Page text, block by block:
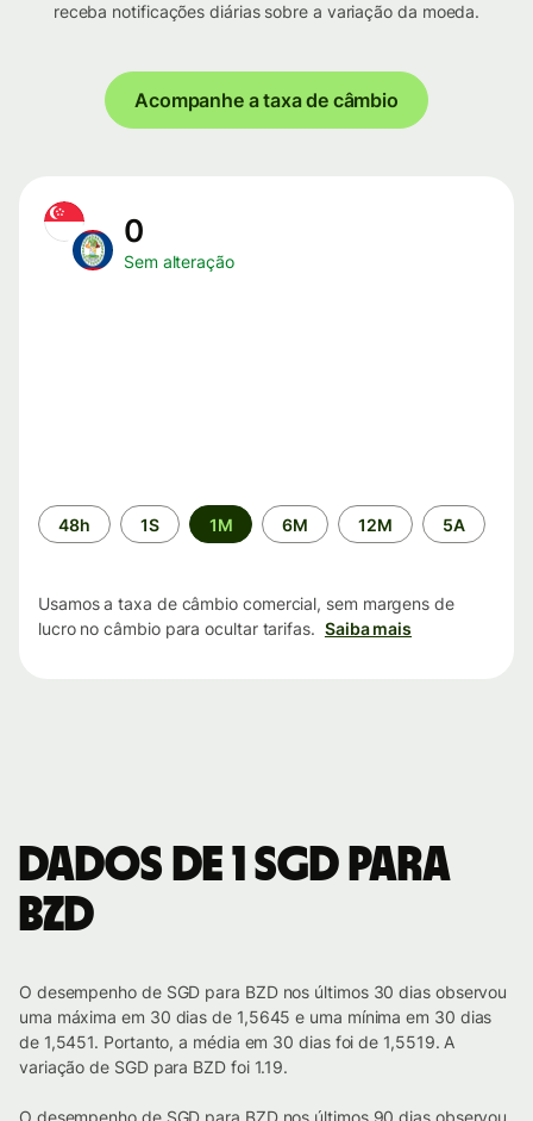
receba notificações diárias sobre a variação da moeda.
Acompanhe a taxa de câmbio
0
Sem alteração
Período
de
48h 1S 1M 6M 12M 5A
Usamos a taxa de câmbio comercial, sem margens de
lucro no câmbio para ocultar tarifas. Saiba mais
Dados de 1 SGD para
BZD
O desempenho de SGD para BZD nos últimos 30 dias observou
uma máxima em 30 dias de 1,5645 e uma mínima em 30 dias
de 1,5451. Portanto, a média em 30 dias foi de 1,5519. A
variação de SGD para BZD foi 1.19.